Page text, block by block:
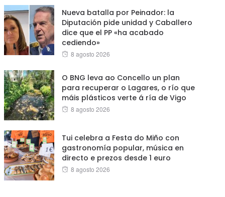
Nueva batalla por Peinador: la
Diputación pide unidad y Caballero
dice que el PP «ha acabado
cediendo»
Posted
8 agosto 2026
O BNG leva ao Concello un plan
para recuperar o Lagares, o río que
máis plásticos verte á ría de Vigo
Posted
8 agosto 2026
Tui celebra a Festa do Miño con
gastronomía popular, música en
directo e prezos desde 1 euro
Posted
8 agosto 2026